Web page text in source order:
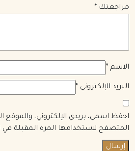
مراجعتك *
الاسم *
البريد الإلكتروني *
احفظ اسمي، بريدي الإلكتروني، والموقع
المتصفح لاستخدامها المرة المقبلة في